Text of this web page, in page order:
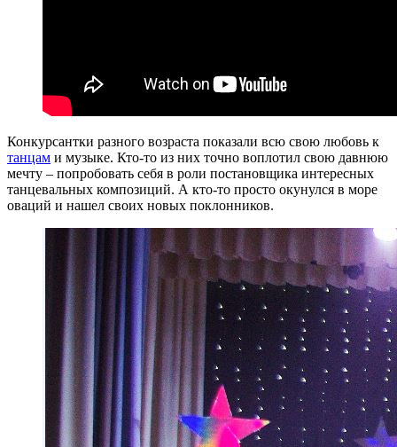
Конкурсантки разного возраста показали всю свою любовь к
танцам и музыке. Кто-то из них точно воплотил свою давнюю
мечту – попробовать себя в роли постановщика интересных
танцевальных композиций. А кто-то просто окунулся в море
оваций и нашел своих новых поклонников.